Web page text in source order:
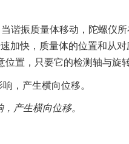
谐振质量体移动，陀螺仪
加快，质量体的位置和从
置，只要它的检测轴与旋
产生横向位移。